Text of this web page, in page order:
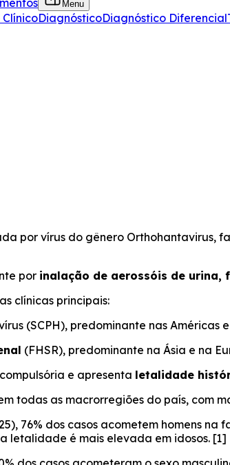
Menu
DiagnósticoDiagnóstico Diferencial
por vírus do gênero Orthohantavirus,
por inalação de aerossóis de urina,
clínicas principais:
(SCPH), predominante nas Américas
(FHSR), predominante na Ásia e na
e apresenta letalidade
todas as macrorregiões do país, com
76% dos casos acometem homens na
letalidade é mais elevada em idosos. [1]